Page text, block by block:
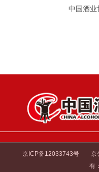
中国酒业
京ICP备12033743号 京
有